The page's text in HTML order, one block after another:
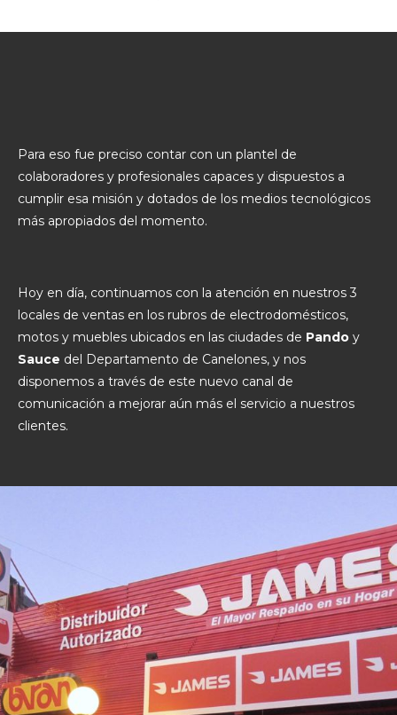
Para eso fue preciso contar con un plantel de
colaboradores y profesionales capaces y dispuestos a
cumplir esa misión y dotados de los medios tecnológicos
más apropiados del momento.
Hoy en día, continuamos con la atención en nuestros 3
locales de ventas en los rubros de electrodomésticos,
motos y muebles ubicados en las ciudades de Pando y
Sauce del Departamento de Canelones, y nos
disponemos a través de este nuevo canal de
comunicación a mejorar aún más el servicio a nuestros
clientes.